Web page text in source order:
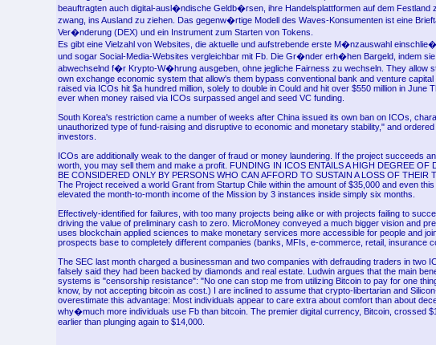
beauftragten auch digital-ausl�ndische Geldb�rsen, ihre Handelsplattformen auf dem
zwang, ins Ausland zu ziehen. Das gegenw�rtige Modell des Waves-Konsumenten ist eine
Ver�nderung (DEX) und ein Instrument zum Starten von Tokens.
Es gibt eine Vielzahl von Websites, die aktuelle und aufstrebende erste M�nzauswahl
und sogar Social-Media-Websites vergleichbar mit Fb. Die Gr�nder erh�hen Bargeld, indem sie
abwechselnd f�r Krypto-W�hrung ausgeben, ohne jegliche Fairness zu wechseln. They allow
own exchange economic system that allow's them bypass conventional bank and venture capital
raised via ICOs hit $a hundred million, solely to double in Could and hit over $550 million in June
ever when money raised via ICOs surpassed angel and seed VC funding.
South Korea's restriction came a number of weeks after China issued its own ban on ICOs,
unauthorized type of fund-raising and disruptive to economic and monetary stability," and
investors.
ICOs are additionally weak to the danger of fraud or money laundering. If the project succeeds
worth, you may sell them and make a profit. FUNDING IN ICOS ENTAILS A HIGH DEGREE OF
BE CONSIDERED ONLY BY PERSONS WHO CAN AFFORD TO SUSTAIN A LOSS OF THEIR
The Project received a world Grant from Startup Chile within the amount of $35,000 and even
elevated the month-to-month income of the Mission by 3 instances inside simply six months.
Effectively-identified for failures, with too many projects being alike or with projects failing to
driving the value of preliminary cash to zero. MicroMoney conveyed a much bigger vision and
uses blockchain applied sciences to make monetary services more accessible for people and
prospects base to completely different companies (banks, MFIs, e-commerce, retail, insurance
The SEC last month charged a businessman and two companies with defrauding traders in two
falsely said they had been backed by diamonds and real estate. Ludwin argues that the main
systems is "censorship resistance": "No one can stop me from utilizing Bitcoin to pay for one
know, by not accepting bitcoin as cost.) I are inclined to assume that crypto-libertarian and
overestimate this advantage: Most individuals appear to care extra about comfort than about
why�much more individuals use Fb than bitcoin. The premier digital currency, Bitcoin, crossed
earlier than plunging again to $14,000.